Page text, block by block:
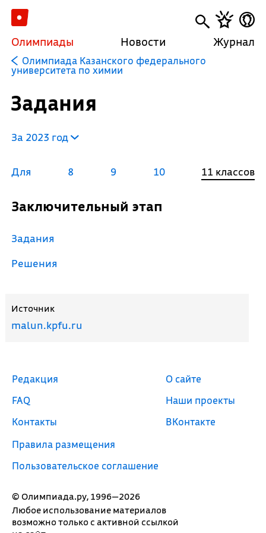
Олимпиады Новости Журнал
Олимпиада Казанского федерального
университета по химии
Задания
За 2023 год
Для 8 9 10 11 классов
Заключительный этап
Задания
Решения
Источник
malun.kpfu.ru
© Олимпиада.ру, 1996—2026
Любое использование материалов
возможно только с активной ссылкой
Редакция
FAQ
Контакты
Правила размещения
Пользовательское соглашение
О сайте
Наши проекты
ВКонтакте